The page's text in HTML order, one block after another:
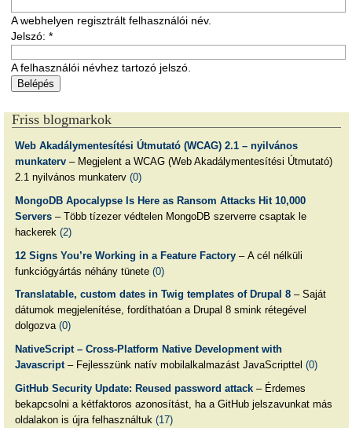
A webhelyen regisztrált felhasználói név.
Jelszó: *
A felhasználói névhez tartozó jelszó.
Friss blogmarkok
Web Akadálymentesítési Útmutató (WCAG) 2.1 – nyilvános
munkaterv– Megjelent a WCAG (Web Akadálymentesítési Útmutató)
2.1 nyilvános munkaterv (0)
MongoDB Apocalypse Is Here as Ransom Attacks Hit 10,000
Servers– Több tízezer védtelen MongoDB szerverre csaptak le
hackerek (2)
12 Signs You’re Working in a Feature Factory– A cél nélküli
funkciógyártás néhány tünete (0)
Translatable, custom dates in Twig templates of Drupal 8– Saját
dátumok megjelenítése, fordíthatóan a Drupal 8 smink rétegével
dolgozva (0)
NativeScript – Cross-Platform Native Development with
Javascript– Fejlesszünk natív mobilalkalmazást JavaScripttel (0)
GitHub Security Update: Reused password attack– Érdemes
bekapcsolni a kétfaktoros azonosítást, ha a GitHub jelszavunkat más
oldalakon is újra felhasználtuk (17)